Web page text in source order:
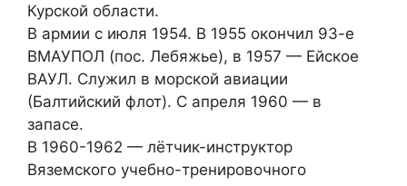
Курской области.
В армии с июля 1954. В 1955 окончил 93-е
ВМАУПОЛ (пос. Лебяжье), в 1957 — Ейское
ВАУЛ. Служил в морской авиации
(Балтийский флот). С апреля 1960 — в
запасе.
В 1960-1962 — лётчик-инструктор
Вяземского учебно-тренировочного